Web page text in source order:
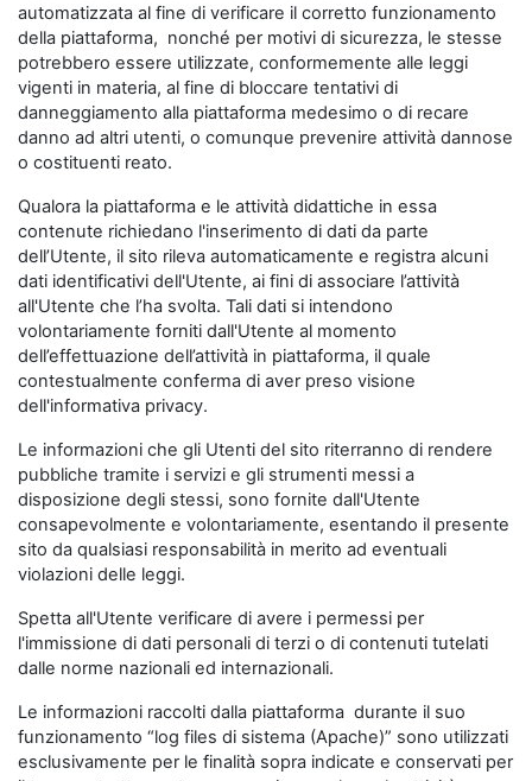
automatizzata al fine di verificare il corretto funzionamento
della piattaforma, nonché per motivi di sicurezza, le stesse
potrebbero essere utilizzate, conformemente alle leggi
vigenti in materia, al fine di bloccare tentativi di
danneggiamento alla piattaforma medesimo o di recare
danno ad altri utenti, o comunque prevenire attività dannose
o costituenti reato.
Qualora la piattaforma e le attività didattiche in essa
contenute richiedano l'inserimento di dati da parte
dell’Utente, il sito rileva automaticamente e registra alcuni
dati identificativi dell'Utente, ai fini di associare l’attività
all'Utente che l’ha svolta. Tali dati si intendono
volontariamente forniti dall'Utente al momento
dell’effettuazione dell’attività in piattaforma, il quale
contestualmente conferma di aver preso visione
dell'informativa privacy.
Le informazioni che gli Utenti del sito riterranno di rendere
pubbliche tramite i servizi e gli strumenti messi a
disposizione degli stessi, sono fornite dall'Utente
consapevolmente e volontariamente, esentando il presente
sito da qualsiasi responsabilità in merito ad eventuali
violazioni delle leggi.
Spetta all'Utente verificare di avere i permessi per
l'immissione di dati personali di terzi o di contenuti tutelati
dalle norme nazionali ed internazionali.
Le informazioni raccolti dalla piattaforma durante il suo
funzionamento “log files di sistema (Apache)” sono utilizzati
esclusivamente per le finalità sopra indicate e conservati per